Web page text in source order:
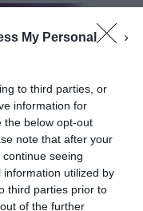
My Personal
to third parties, or
information for
the below opt-out
note that after your
seeing
utilized by
third parties prior to
of the further